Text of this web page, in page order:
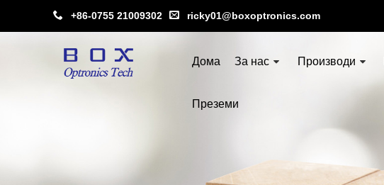
+86-0755 21009302 ricky01@boxoptronics.com
Дома За нас Производи
Преземи